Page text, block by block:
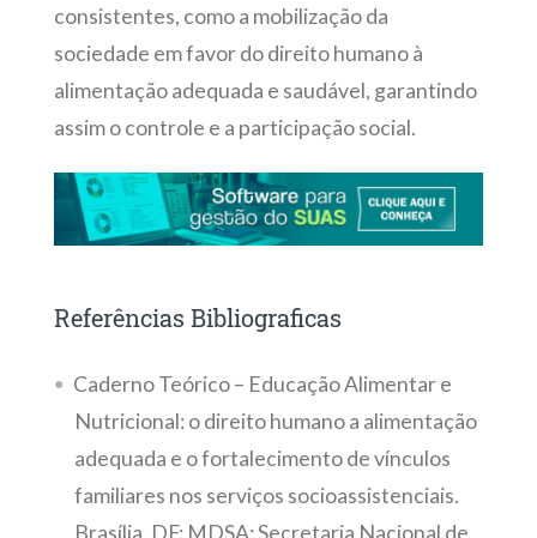
consistentes, como a mobilização da
sociedade em favor do direito humano à
alimentação adequada e saudável, garantindo
assim o controle e a participação social.
Referências Bibliograficas
Caderno Teórico – Educação Alimentar e
Nutricional: o direito humano a alimentação
adequada e o fortalecimento de vínculos
familiares nos serviços socioassistenciais.
Brasília, DF: MDSA: Secretaria Nacional de